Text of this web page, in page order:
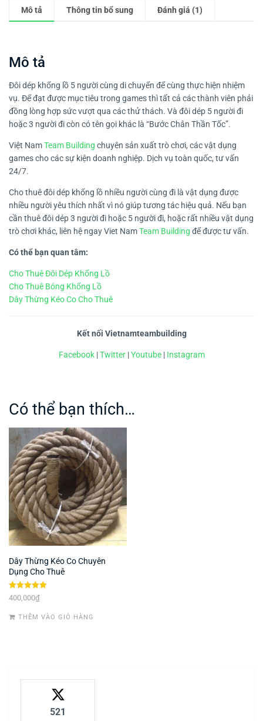
Mô tả Thông tin bổ sung Đánh giá (1)
Mô tả
Đôi dép khổng lồ 5 người cùng di chuyển để cùng thực hiện nhiệm
vụ. Để đạt được mục tiêu trong games thì tất cả các thành viên phải
đồng lòng hợp sức vượt qua các thử thách. Và đôi dép 5 người đi
hoặc 3 người đi còn có tên gọi khác là “Bước Chân Thần Tốc”.
Việt NamTeam Building chuyên sản xuất trò chơi, các vật dụng
games cho các sự kiện doanh nghiệp. Dịch vụ toàn quốc, tư vấn
24/7.
Cho thuê đôi dép khổng lồ nhiều người cùng đi là vật dụng được
nhiều người yêu thích nhất vì nó giúp tương tác hiệu quả. Nếu bạn
cần thuê đôi dép 3 người đi hoặc 5 người đi, hoặc rất nhiều vật dụng
trò chơi khác, liên hệ ngay Viet NamTeam Building để được tư vấn.
Có thể bạn quan tâm:
Cho Thuê Đôi Dép Khổng Lồ
Cho Thuê Bóng Khổng Lồ
Dây Thừng Kéo Co Cho Thuê
Kết nối Vietnamteambuilding
Facebook|Twitter|Youtube| Instagram
Có thể bạn thích…
Dây Thừng Kéo Co Chuyên
Dụng Cho Thuê
Được xếp
hạng
5 sao
400,000₫
THÊM VÀO GIỎ HÀNG
521